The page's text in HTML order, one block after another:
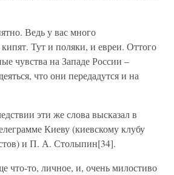
Ведь у вас много
Тут и поляки, и евреи. Оттого
чувства на Западе России –
что они передадутся и на
эти же слова высказал в
Киеву (киевскому клубу
и П. А. Столыпин[34].
что-то, личное, и, очень милостиво